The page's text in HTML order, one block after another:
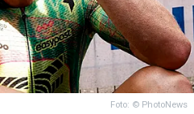
Foto: © PhotoNews